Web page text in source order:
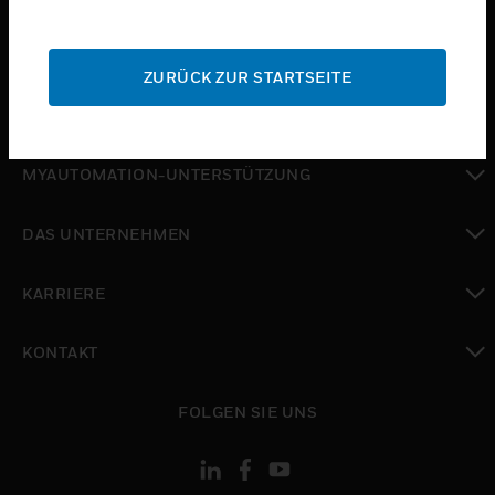
SUPPORT
toggle view
toggle view
MYAUTOMATION-UNTERSTÜTZUNG
DAS UNTERNEHMEN
KARRIERE
KONTAKT
FOLGEN SIE UNS
ZURÜCK ZUR STARTSEITE